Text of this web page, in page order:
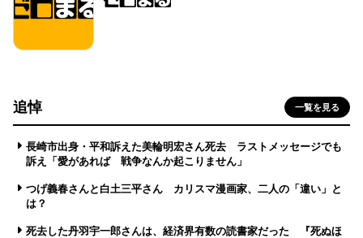
追悼 一覧を見る
長崎市出身・平和訴えた美輪明宏さん死去 ラストメッセージでも
訴え「愛があれば 戦争なんか起こりません」
つげ義春さんと白土三平さん カリスマ漫画家、二人の「違い」と
は？
死去した丹羽宇一郎さんは、経済界有数の読書家だった 『死ぬほ